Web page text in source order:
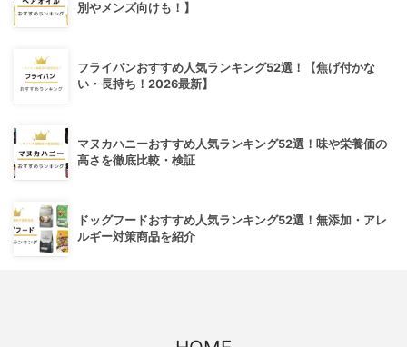
別やメンズ向けも！】
フライパンおすすめ人気ランキング52選！【焦げ付かな
い・長持ち！2026最新】
マヌカハニーおすすめ人気ランキング52選！味や栄養価の
高さを徹底比較・検証
ドッグフードおすすめ人気ランキング52選！無添加・アレ
ルギー対策商品を紹介